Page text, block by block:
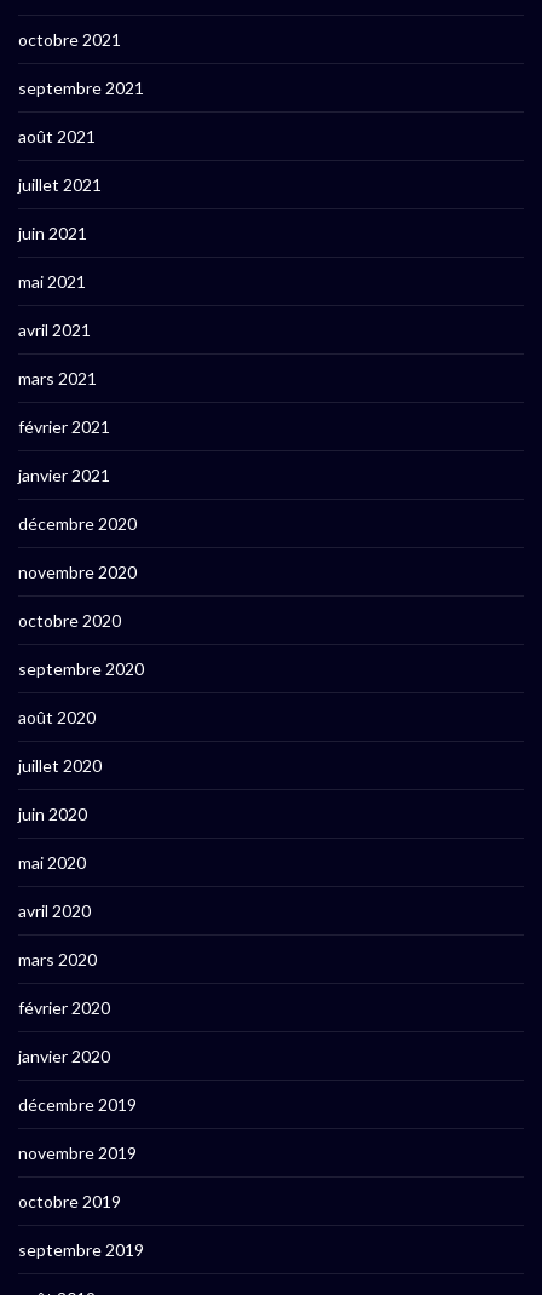
octobre 2021
septembre 2021
août 2021
juillet 2021
juin 2021
mai 2021
avril 2021
mars 2021
février 2021
janvier 2021
décembre 2020
novembre 2020
octobre 2020
septembre 2020
août 2020
juillet 2020
juin 2020
mai 2020
avril 2020
mars 2020
février 2020
janvier 2020
décembre 2019
novembre 2019
octobre 2019
septembre 2019